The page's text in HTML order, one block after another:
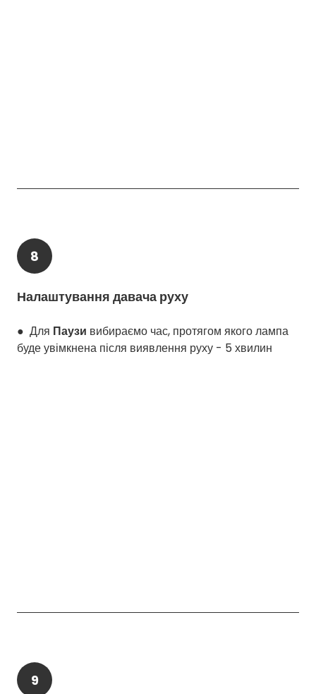
8
Налаштування давача руху
● Для Паузи вибираємо час, протягом якого лампа
буде увімкнена після виявлення руху - 5 хвилин
9